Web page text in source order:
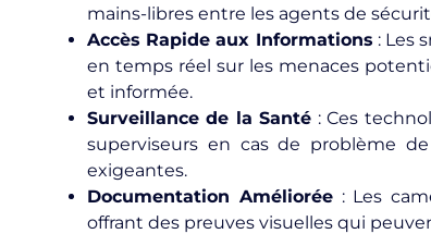
mains-libres entre les agents de
Accès Rapide aux Informations : Les
en temps réel sur les menaces
et informée.
Surveillance de la Santé : Ces
superviseurs en cas de problème
exigeantes.
Documentation Améliorée: Les
offrant des preuves visuelles qui